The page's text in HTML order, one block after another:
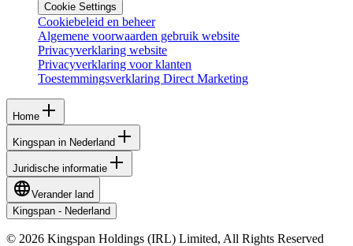
Cookie Settings
Cookiebeleid en beheer
Algemene voorwaarden gebruik website
Privacyverklaring website
Privacyverklaring voor klanten
Toestemmingsverklaring Direct Marketing
Home
Kingspan in Nederland
Juridische informatie
Verander land
Kingspan - Nederland
© 2026 Kingspan Holdings (IRL) Limited, All Rights Reserved